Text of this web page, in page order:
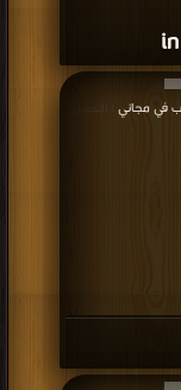
في مجاني | التحميل :